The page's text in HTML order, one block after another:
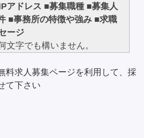
アドレス ■募集職種 ■募集人
■事務所の特徴や強み ■求職
ージ
文字でも構いません。
料求人募集ページを利用して、採
て下さい